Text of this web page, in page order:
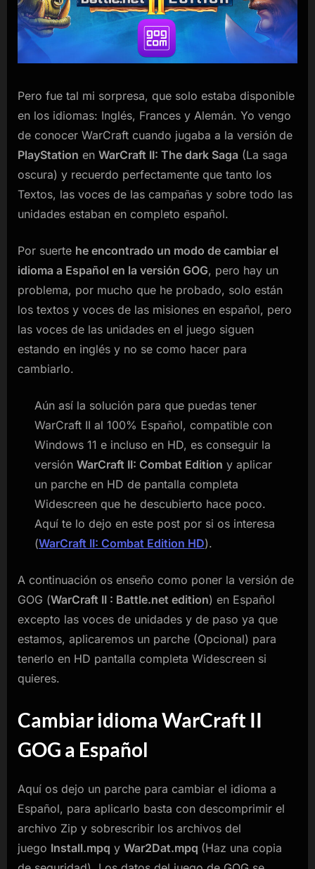
Pero fue tal mi sorpresa, que solo estaba disponible
en los idiomas: Inglés, Frances y Alemán. Yo vengo
de conocer WarCraft cuando jugaba a la versión de
PlayStation en WarCraft II: The dark Saga (La saga
oscura) y recuerdo perfectamente que tanto los
Textos, las voces de las campañas y sobre todo las
unidades estaban en completo español.
Por suerte he encontrado un modo de cambiar el
idioma a Español en la versión GOG, pero hay un
problema, por mucho que he probado, solo están
los textos y voces de las misiones en español, pero
las voces de las unidades en el juego siguen
estando en inglés y no se como hacer para
cambiarlo.
Aún así la solución para que puedas tener
WarCraft II al 100% Español, compatible con
Windows 11 e incluso en HD, es conseguir la
versión WarCraft II: Combat Edition y aplicar
un parche en HD de pantalla completa
Widescreen que he descubierto hace poco.
Aquí te lo dejo en este post por si os interesa
(WarCraft II: Combat Edition HD).
A continuación os enseño como poner la versión de
GOG (WarCraft II : Battle.net edition) en Español
excepto las voces de unidades y de paso ya que
estamos, aplicaremos un parche (Opcional) para
tenerlo en HD pantalla completa Widescreen si
quieres.
Cambiar idioma WarCraft II
GOG a Español
Aquí os dejo un parche para cambiar el idioma a
Español, para aplicarlo basta con descomprimir el
archivo Zip y sobrescribir los archivos del
juego Install.mpq y War2Dat.mpq (Haz una copia